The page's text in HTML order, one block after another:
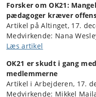
Forsker om OK21:
pædagoger kræver
Artikel på Altinget, 17.
Medvirkende: Nana
Læs artikel
OK21 er skudt i gang
medlemmerne
Artikel i Arbejderen, 17.
Medvirkende: Mikkel